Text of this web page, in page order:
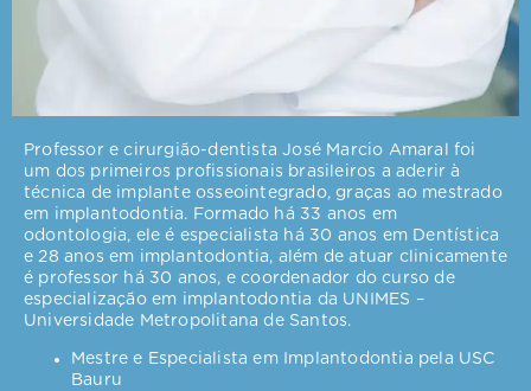
Professor e cirurgião-dentista José Marcio Amaral foi
um dos primeiros profissionais brasileiros a aderir à
técnica de implante osseointegrado, graças ao mestrado
em implantodontia. Formado há 33 anos em
odontologia, ele é especialista há 30 anos em Dentística
e 28 anos em implantodontia, além de atuar clinicamente
é professor há 30 anos, e coordenador do curso de
especialização em implantodontia da UNIMES –
Universidade Metropolitana de Santos.
Mestre e Especialista em Implantodontia pela USC
Bauru